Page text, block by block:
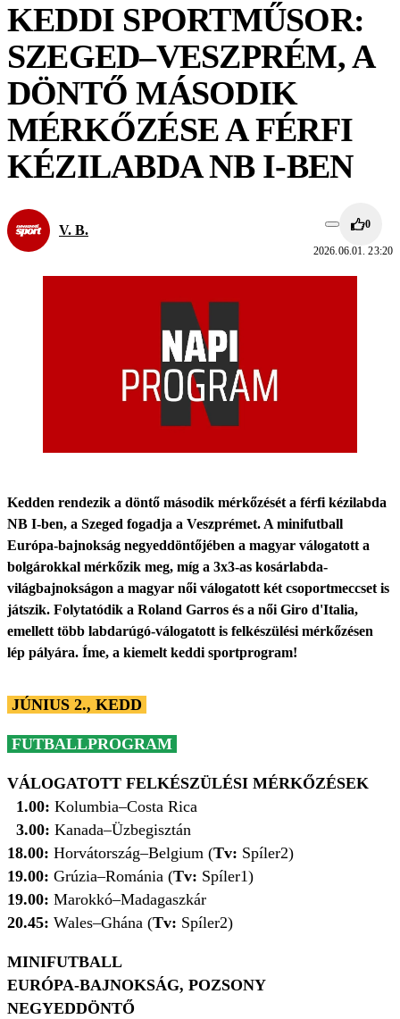
KEDDI SPORTMŰSOR:
SZEGED–VESZPRÉM, A
DÖNTŐ MÁSODIK
MÉRKŐZÉSE A FÉRFI
KÉZILABDA NB I-BEN
V. B. 0
2026.06.01. 23:20
Kedden rendezik a döntő második mérkőzését a férfi kézilabda
NB I-ben, a Szeged fogadja a Veszprémet. A minifutball
Európa-bajnokság negyeddöntőjében a magyar válogatott a
bolgárokkal mérkőzik meg, míg a 3x3-as kosárlabda-
világbajnokságon a magyar női válogatott két csoportmeccset is
játszik. Folytatódik a Roland Garros és a női Giro d'Italia,
emellett több labdarúgó-válogatott is felkészülési mérkőzésen
lép pályára. Íme, a kiemelt keddi sportprogram!
JÚNIUS 2., KEDD
FUTBALLPROGRAM
VÁLOGATOTT FELKÉSZÜLÉSI MÉRKŐZÉSEK
1.00: Kolumbia–Costa Rica
3.00: Kanada–Üzbegisztán
18.00: Horvátország–Belgium (Tv: Spíler2)
19.00: Grúzia–Románia (Tv: Spíler1)
19.00: Marokkó–Madagaszkár
20.45: Wales–Ghána (Tv: Spíler2)
MINIFUTBALL
EURÓPA-BAJNOKSÁG, POZSONY
NEGYEDDÖNTŐ